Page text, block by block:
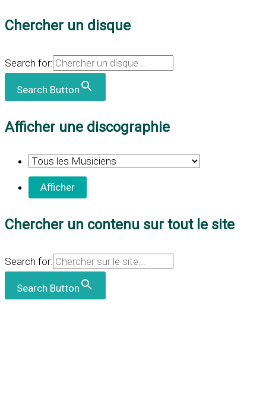
Chercher un disque
Search for:
Search Button
Afficher une discographie
Chercher un contenu sur tout le site
Search for:
Search Button